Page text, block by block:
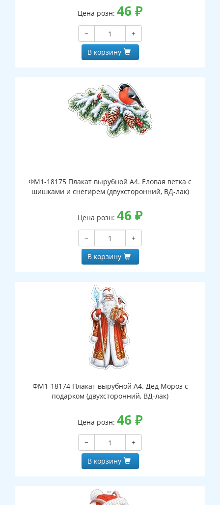
Цена розн: 46 ₽
−
+
В корзину
ФМ1-18175 Плакат вырубной А4. Еловая ветка с
шишками и снегирем (двухсторонний, ВД-лак)
Цена розн: 46 ₽
−
+
В корзину
ФМ1-18174 Плакат вырубной А4. Дед Мороз с
подарком (двухсторонний, ВД-лак)
Цена розн: 46 ₽
−
+
В корзину